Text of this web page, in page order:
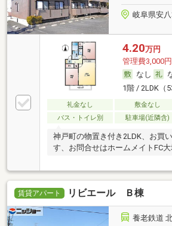
岐阜県安
4.20万円
管理費3,000円
なし
1階 / 2LDK（
礼金なし 敷金なし
バス・トイレ別
駐車場(近隣含)
神戸町の物置き付き2LDK、お買
す、お問合せはホームメイトFC
賃貸アパート リビエール Ｂ棟
養老鉄道